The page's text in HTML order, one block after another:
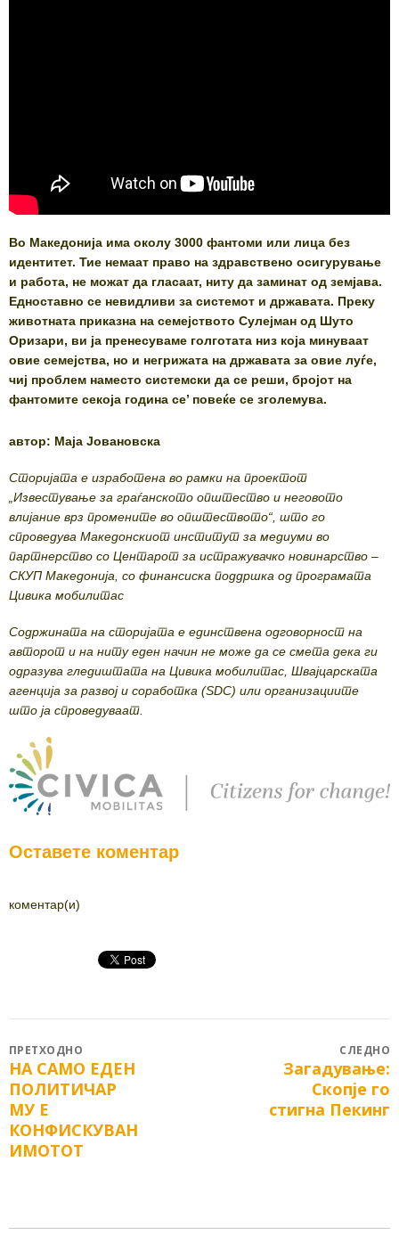
Во Македонија има околу 3000 фантоми или лица без
идентитет. Тие немаат право на здравствено осигурување
и работа, не можат да гласаат, ниту да заминат од земјава.
Едноставно се невидливи за системот и државата. Преку
животната приказна на семејството Сулејман од Шуто
Оризари, ви ја пренесуваме голготата низ која минуваат
овие семејства, но и негрижата на државата за овие луѓе,
чиј проблем наместо системски да се реши, бројот на
фантомите секоја година се’ повеќе се зголемува.
автор: Маја Јовановска
Сторијата е изработена во рамки на проектот
„Известување за граѓанското општество и неговото
влијание врз промените во општеството“, што го
спроведува Македонскиот институт за медиуми во
партнерство со Центарот за истражувачко новинарство –
СКУП Македонија, со финансиска поддршка од програмата
Цивика мобилитас
Содржината на сторијата е единствена одговорност на
авторот и на ниту еден начин не може да се смета дека ги
одразува гледиштата на Цивика мобилитас, Швајцарската
агенција за развој и соработка (SDC) или организациите
што ја спроведуваат.
Оставете коментар
коментар(и)
Post
navigation
ПРЕТХОДНО
Previous
post:
НА САМО ЕДЕН
ПОЛИТИЧАР
МУ Е
КОНФИСКУВАН
ИМОТОТ
СЛЕДНО
Загадување:
Скопје го
стигна Пекинг